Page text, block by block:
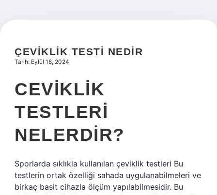
Hakkımızda
ÇEVIKLIK TESTI NEDIR
Tarih: Eylül 18, 2024
CEVIKLIK
TESTLERI
NELERDIR?
Sporlarda sıklıkla kullanılan çeviklik testleri Bu
testlerin ortak özelliği sahada uygulanabilmeleri ve
birkaç basit cihazla ölçüm yapılabilmesidir. Bu